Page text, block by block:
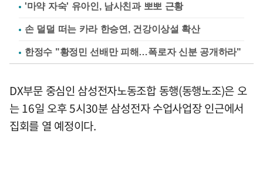
'마약 자숙' 유아인, 남사친과 뽀뽀 근황
손 덜덜 떠는 카라 한승연, 건강이상설 확산
한정수 "황정민 선배만 피해…폭로자 신분 공개하라"
DX부문 중심인 삼성전자노동조합 동행(동행노조)은 오
는 16일 오후 5시30분 삼성전자 수업사업장 인근에서
집회를 열 예정이다.